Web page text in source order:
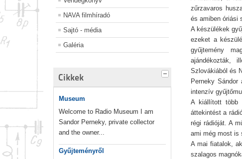
NAVA filmhíradó
Sajtó - média
Galéria
Cikkek
Museum
Welcome to Radio Museum I am
Sandor Perneky, private collector
and the owner...
Gyűjteményről
zűrzavaros
és amiben óriási
A készülékek
ezeket a
gyűjtemény
ajándékozták,
Szlovákiából és
Perneky
intenzív
A kiállított több
áttekintést a
régi rádióját. A
ami még most is
A mai fiatalok,
szalagos